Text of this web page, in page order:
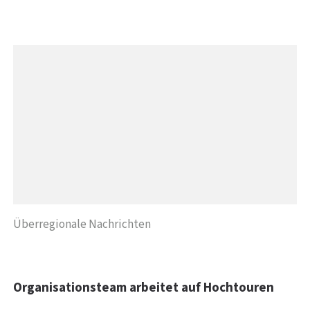
Überregionale Nachrichten
Organisationsteam arbeitet auf Hochtouren